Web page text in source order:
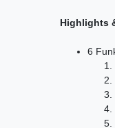
Highlights
6